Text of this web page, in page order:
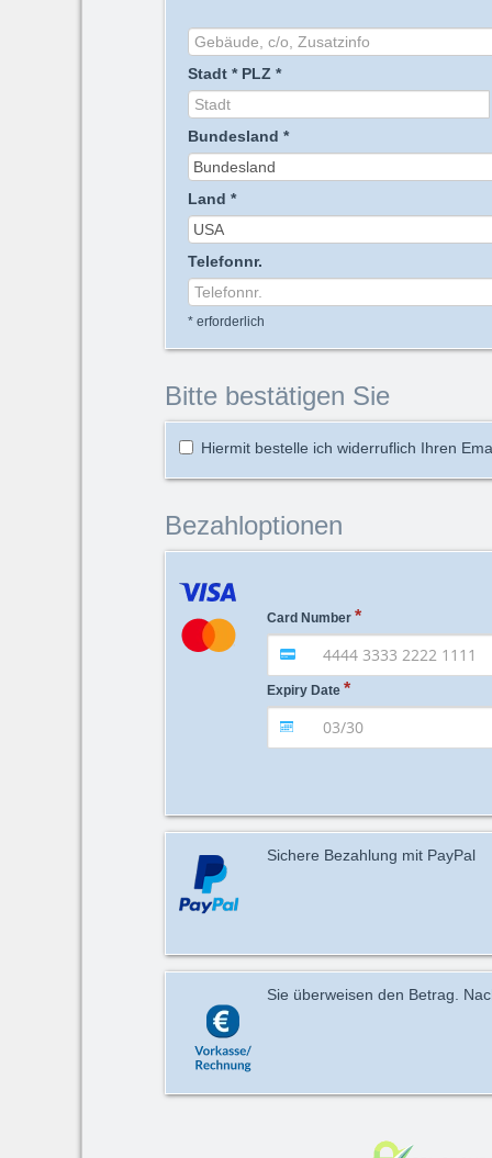
Stadt * PLZ *
Bundesland *
Land *
Telefonnr.
* erforderlich
Bitte bestätigen Sie
Hiermit bestelle ich widerruflich Ihren
Bezahloptionen
Card Number
Expiry Date
Sichere Bezahlung mit PayPal
Sie überweisen den Betrag.